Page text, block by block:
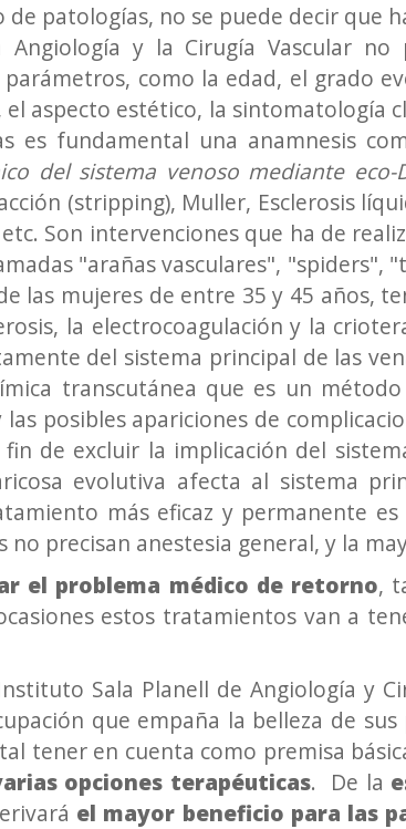
patologías, no se puede decir que
y la Cirugía Vascular
como la edad, el grado
aspecto estético, la sintomatología
es fundamental una anamnesis
del sistema venoso mediante eco-
(stripping), Muller, Esclerosis
Son intervenciones que ha de
"arañas vasculares", "spiders",
las mujeres de entre 35 y 45 años,
la electrocoagulación y la
del sistema principal de las
transcutánea que es un
posibles apariciones de
de excluir la implicación del
evolutiva afecta al sistema
más eficaz y permanente
precisan anestesia general, y la
el problema médico de retorno,
estos tratamientos van a
Sala Planell de Angiología y
que empaña la belleza de
tener en cuenta como premisa
opciones terapéuticas. De la
el mayor beneficio para las